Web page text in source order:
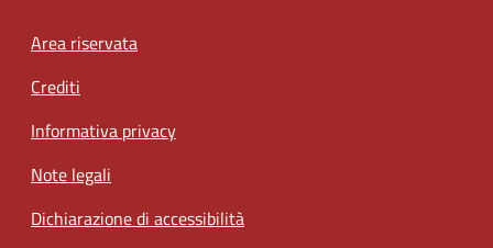
Footer menu
Area riservata
Crediti
Informativa privacy
Note legali
Dichiarazione di accessibilità